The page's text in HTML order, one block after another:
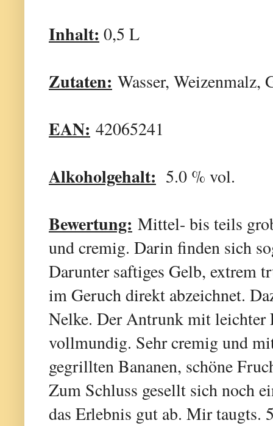
Inhalt: 0,5 L
Zutaten: Wasser, Weizenmalz,
EAN: 42065241
Alkoholgehalt: 5.0 % vol.
Bewertung: Mittel- bis teils
und cremig. Darin finden sich
Darunter saftiges Gelb, extrem
im Geruch direkt abzeichnet.
Nelke. Der Antrunk mit leichter
vollmundig. Sehr cremig und
gegrillten Bananen, schöne
Zum Schluss gesellt sich noch
das Erlebnis gut ab. Mir taugts.